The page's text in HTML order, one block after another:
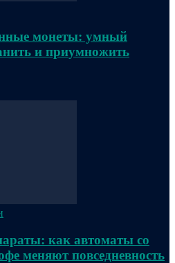
монеты: умный
и приумножить
как автоматы со
меняют повседневность